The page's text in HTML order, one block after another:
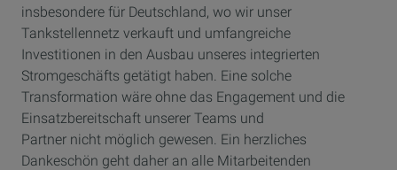
insbesondere für Deutschland, wo wir unser
Tankstellennetz verkauft und umfangreiche
Investitionen in den Ausbau unseres integrierten
Stromgeschäfts getätigt haben. Eine solche
Transformation wäre ohne das Engagement und die
Einsatzbereitschaft unserer Teams und
Partner nicht möglich gewesen. Ein herzliches
Dankeschön geht daher an alle Mitarbeitenden